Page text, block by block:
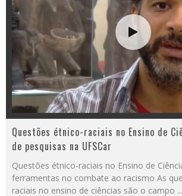
Questões étnico-raciais no Ensino de
de pesquisas na UFSCar
Questões étnico-raciais no Ensino de
ferramentas no combate ao racismo As
raciais no ensino de ciências são o campo ...